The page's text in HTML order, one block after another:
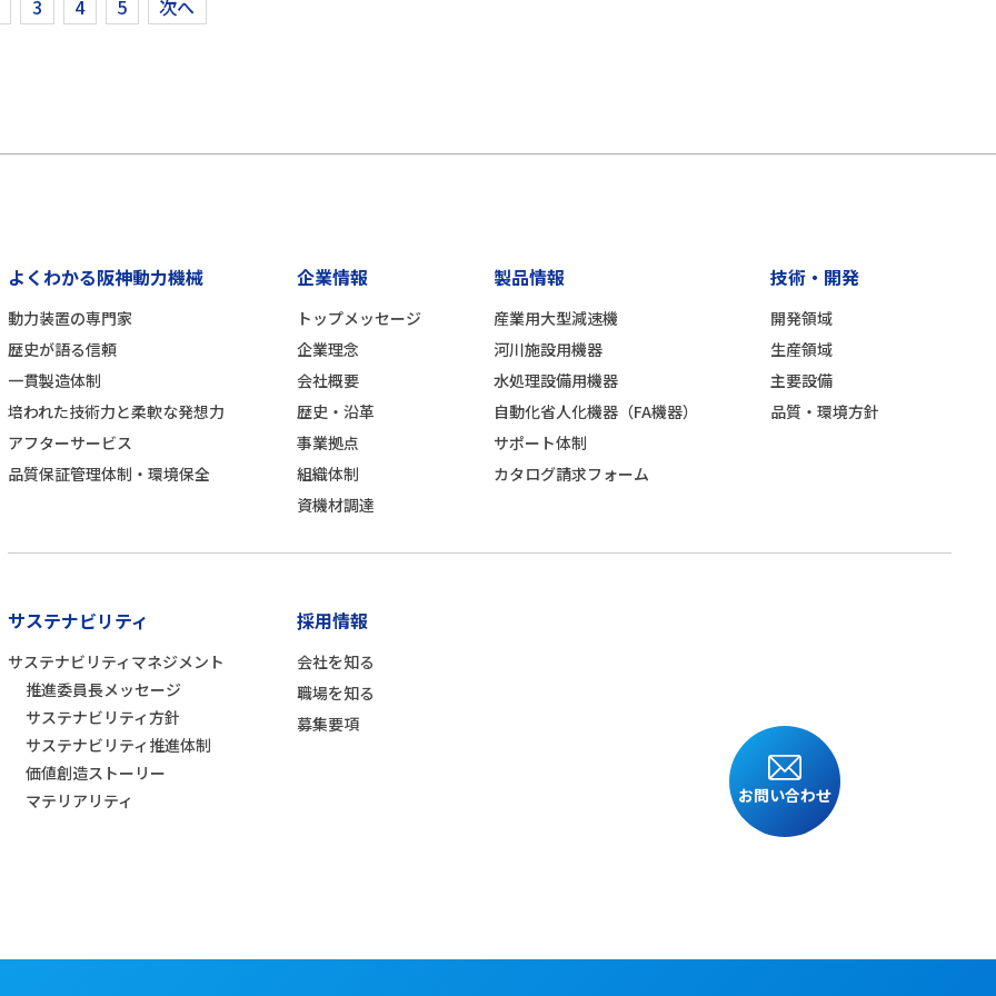
3 4 5 次へ
お問い合わせ
よくわかる阪神動力機械
動力装置の専門家
歴史が語る信頼
一貫製造体制
培われた技術力と柔軟な発想力
アフターサービス
品質保証管理体制・環境保全
企業情報
トップメッセージ
企業理念
会社概要
歴史・沿革
事業拠点
組織体制
資機材調達
製品情報
産業用大型減速機
河川施設用機器
水処理設備用機器
自動化省人化機器（FA機器）
サポート体制
カタログ請求フォーム
技術・開発
開発領域
生産領域
主要設備
品質・環境方針
サステナビリティ
サステナビリティマネジメント
推進委員長メッセージ
サステナビリティ方針
サステナビリティ推進体制
価値創造ストーリー
マテリアリティ
採用情報
会社を知る
職場を知る
募集要項